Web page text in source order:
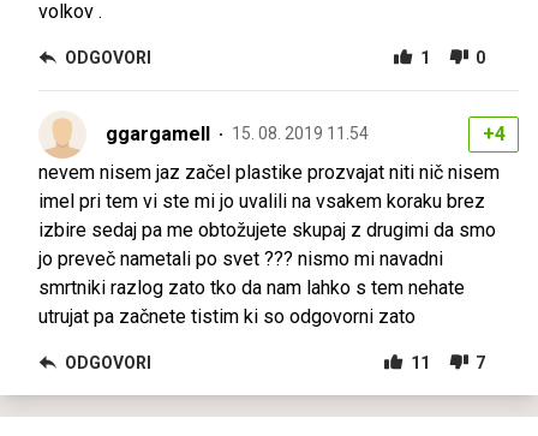
volkov .
ODGOVORI 1 0
ggargamell 15. 08. 2019 11.54
+4
nevem nisem jaz začel plastike prozvajat niti nič nisem
imel pri tem vi ste mi jo uvalili na vsakem koraku brez
izbire sedaj pa me obtožujete skupaj z drugimi da smo
jo preveč nametali po svet ??? nismo mi navadni
smrtniki razlog zato tko da nam lahko s tem nehate
utrujat pa začnete tistim ki so odgovorni zato
ODGOVORI 11 7